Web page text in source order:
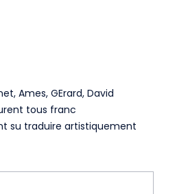
Ames, GErard, David
tous franc
su traduire artistiquement